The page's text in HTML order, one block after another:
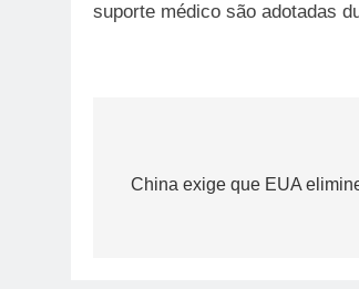
suporte médico são adotadas
de
China exige que EUA